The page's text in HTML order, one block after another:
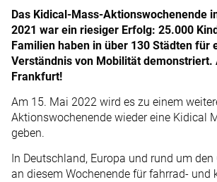
Das Kidical-Mass-Aktionswochenende
2021 war ein riesiger Erfolg: 25.000
Familien haben in über 130 Städten für
Verständnis von Mobilität demonstriert.
Frankfurt!
Am 15. Mai 2022 wird es zu einem
Aktionswochenende wieder eine Kidical
geben.
In Deutschland, Europa und rund um
an diesem Wochenende für fahrrad- und